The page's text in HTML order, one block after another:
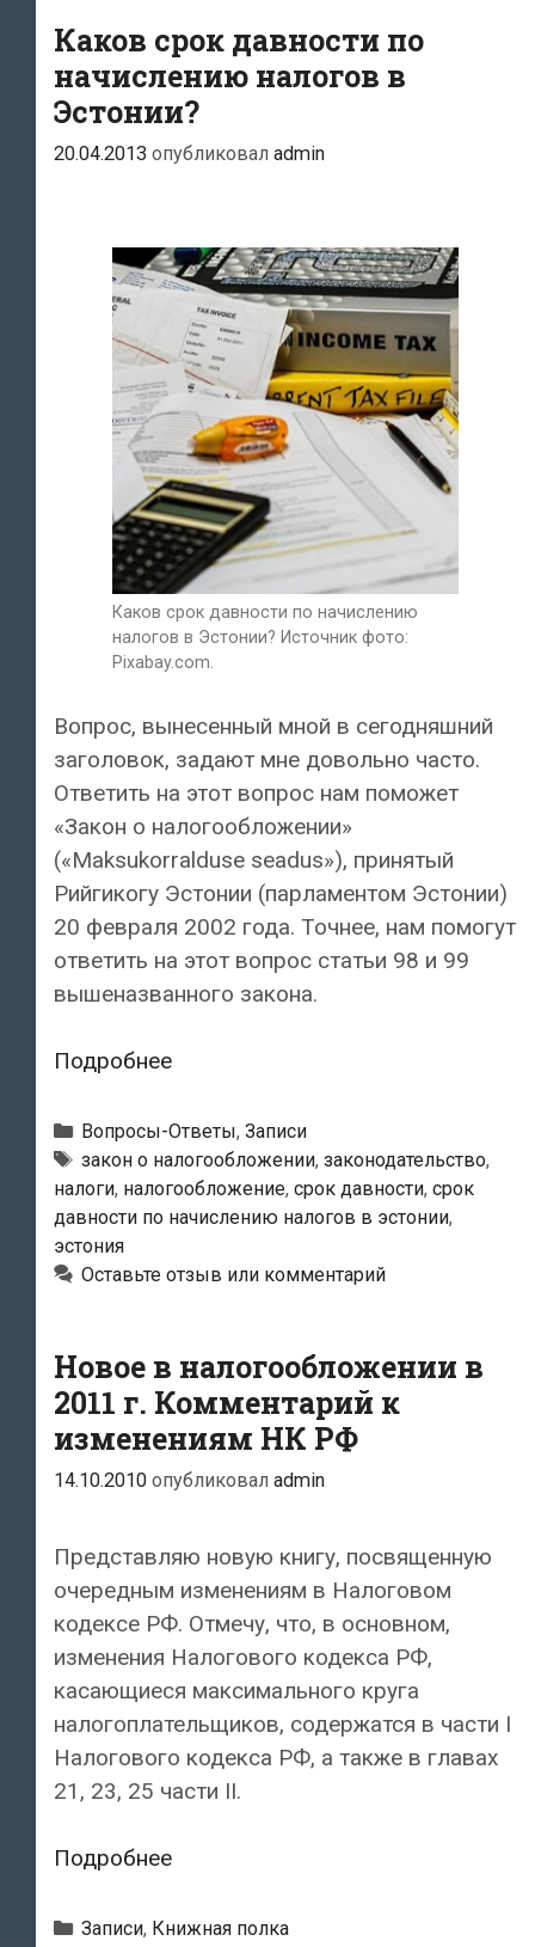
поправок
в
Закон
о
налогообложении?
Каков срок давности по
начислению налогов в
Эстонии?
20.04.2013 опубликовал admin
Каков срок давности по начислению
налогов в Эстонии? Источник фото:
Pixabay.com.
Вопрос, вынесенный мной в сегодняшний
заголовок, задают мне довольно часто.
Ответить на этот вопрос нам поможет
«Закон о налогообложении»
(«Maksukorralduse seadus»), принятый
Рийгикогу Эстонии (парламентом Эстонии)
20 февраля 2002 года. Точнее, нам помогут
ответить на этот вопрос статьи 98 и 99
вышеназванного закона.
ПодробнееКаков
давности
по
начислению
налогов
Рубрики
Вопросы-Ответы, Записи
Метки
закон о налогообложении, законодательство,
налоги, налогообложение, срок давности, срок
давности по начислению налогов в эстонии,
эстония
Оставьте отзыв или комментарий
Новое в налогообложении в
2011 г. Комментарий к
изменениям НК РФ
14.10.2010 опубликовал admin
Представляю новую книгу, посвященную
очередным изменениям в Налоговом
кодексе РФ. Отмечу, что, в основном,
изменения Налогового кодекса РФ,
касающиеся максимального круга
налогоплательщиков, содержатся в части I
Налогового кодекса РФ, а также в главах
21, 23, 25 части II.
ПодробнееНовое
налогообложении
Рубрики
Записи, Книжная полка